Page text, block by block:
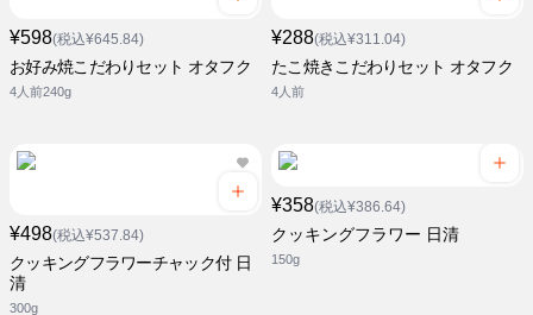
¥598(税込¥645.84)
お好み焼こだわりセット オタフク
4人前240g
¥288(税込¥311.04)
たこ焼きこだわりセット オタフク
4人前
¥498(税込¥537.84)
クッキングフラワーチャック付 日
清
300g
¥358(税込¥386.64)
クッキングフラワー 日清
150g